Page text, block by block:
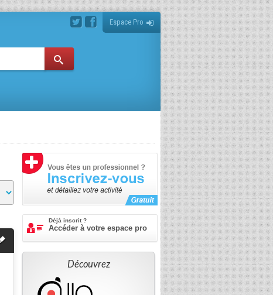
Espace Pro
Déjà inscrit ?
Accéder à votre espace pro
Découvrez